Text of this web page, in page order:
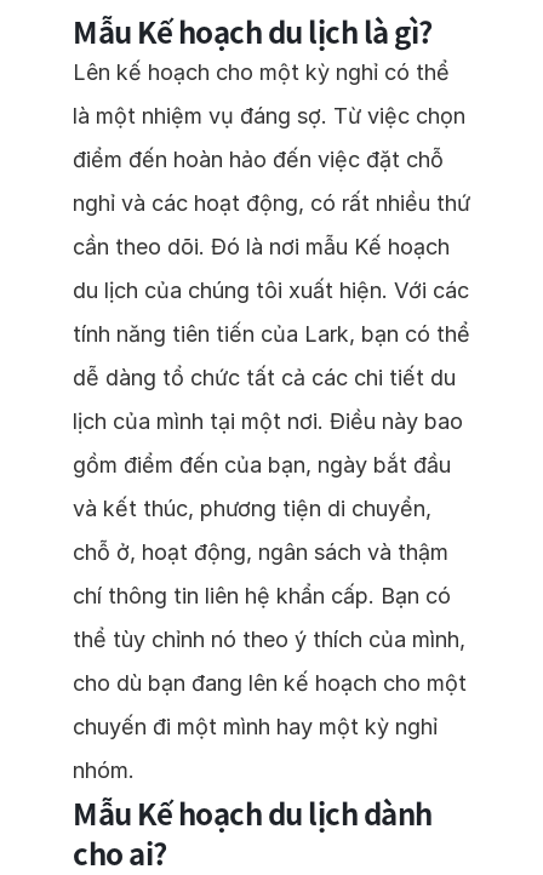
Mẫu Kế hoạch du lịch là gì?
Lên kế hoạch cho một kỳ nghỉ có thể
là một nhiệm vụ đáng sợ. Từ việc chọn
điểm đến hoàn hảo đến việc đặt chỗ
nghỉ và các hoạt động, có rất nhiều thứ
cần theo dõi. Đó là nơi mẫu Kế hoạch
du lịch của chúng tôi xuất hiện. Với các
tính năng tiên tiến của Lark, bạn có thể
dễ dàng tổ chức tất cả các chi tiết du
lịch của mình tại một nơi. Điều này bao
gồm điểm đến của bạn, ngày bắt đầu
và kết thúc, phương tiện di chuyển,
chỗ ở, hoạt động, ngân sách và thậm
chí thông tin liên hệ khẩn cấp. Bạn có
thể tùy chỉnh nó theo ý thích của mình,
cho dù bạn đang lên kế hoạch cho một
chuyến đi một mình hay một kỳ nghỉ
nhóm.
Mẫu Kế hoạch du lịch dành
cho ai?